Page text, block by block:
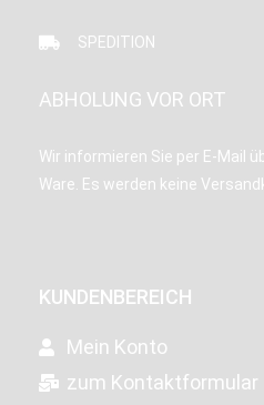
SPEDITION
ABHOLUNG VOR ORT
Wir informieren Sie per E-Mail
Ware. Es werden keine
KUNDENBEREICH
Mein Konto
zum Kontaktformular